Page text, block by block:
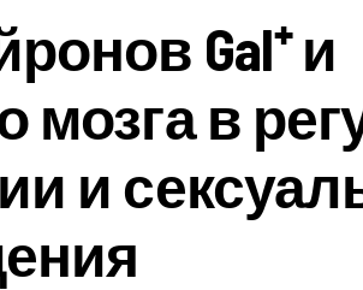
Gal⁺ и
мозга в
и